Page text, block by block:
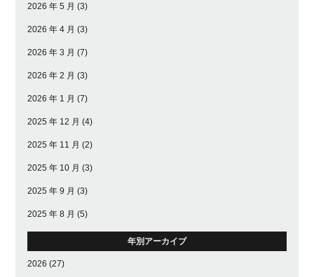
2026 年 5 月 (3)
2026 年 4 月 (3)
2026 年 3 月 (7)
2026 年 2 月 (3)
2026 年 1 月 (7)
2025 年 12 月 (4)
2025 年 11 月 (2)
2025 年 10 月 (3)
2025 年 9 月 (3)
2025 年 8 月 (5)
年別アーカイブ
2026 (27)